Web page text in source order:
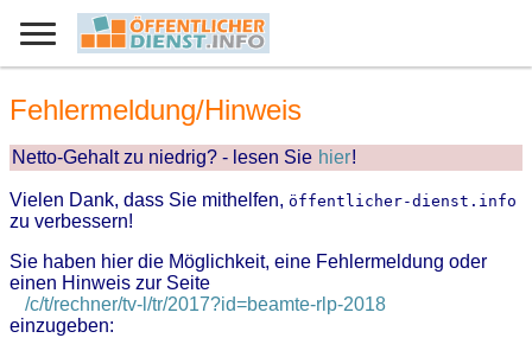
Fehlermeldung/Hinweis
Netto-Gehalt zu niedrig? - lesen Sie hier!
Vielen Dank, dass Sie mithelfen, öffentlicher-dienst.info
zu verbessern!
Sie haben hier die Möglichkeit, eine Fehlermeldung oder
einen Hinweis zur Seite
/c/t/rechner/tv-l/tr/2017?id=beamte-rlp-2018
einzugeben: